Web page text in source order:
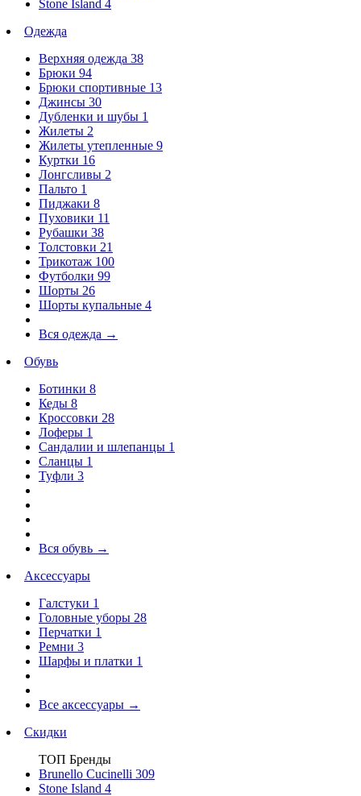
Stone Island 4
Одежда
Верхняя одежда 38
Брюки 94
Брюки спортивные 13
Джинсы 30
Дубленки и шубы 1
Жилеты 2
Жилеты утепленные 9
Куртки 16
Лонгсливы 2
Пальто 1
Пиджаки 8
Пуховики 11
Рубашки 38
Толстовки 21
Трикотаж 100
Футболки 99
Шорты 26
Шорты купальные 4
Вся одежда →
Обувь
Ботинки 8
Кеды 8
Кроссовки 28
Лоферы 1
Сандалии и шлепанцы 1
Сланцы 1
Туфли 3
Вся обувь →
Аксессуары
Галстуки 1
Головные уборы 28
Перчатки 1
Ремни 3
Шарфы и платки 1
Все аксессуары →
Скидки
ТОП Бренды
Brunello Cucinelli 309
Stone Island 4